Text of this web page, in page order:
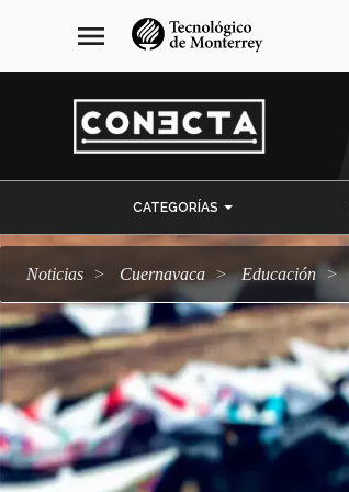
navegación
principal
menu
CATEGORÍAS
Noticias Cuernavaca Educación